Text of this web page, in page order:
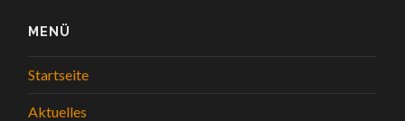
MENÜ
Startseite
Aktuelles